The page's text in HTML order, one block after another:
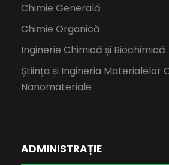
Chimie Generală
Chimie Organică
Inginerie Chimică și Biochimică
Știința și Ingineria Materialelor
Nanomateriale
ADMINISTRAȚIE